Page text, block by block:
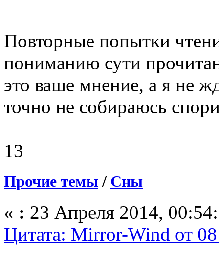
Повторные попытки
пониманию сути
это ваше мнение, а я не
точно не собираюсь
13
Прочие темы / Сны
« : 23 Апреля 2014,
Цитата: Mirror-Wind от